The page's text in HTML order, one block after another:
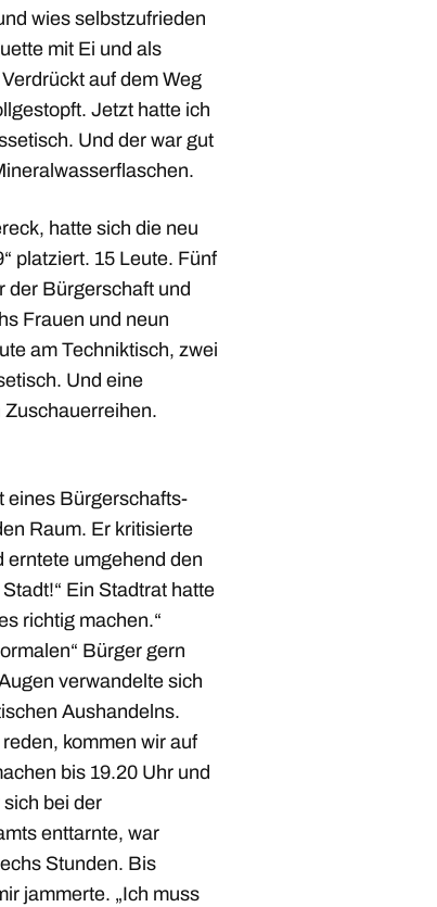
wies selbstzufrieden
mit Ei und als
auf dem Weg
Jetzt hatte ich
Und der war gut
hatte sich die neu
platziert. 15 Leute. Fünf
der Bürgerschaft und
Frauen und neun
am Techniktisch, zwei
Und eine
eines Bürgerschafts-
Raum. Er kritisierte
erntete umgehend den
Ein Stadtrat hatte
richtig machen.“
Bürger gern
verwandelte sich
Aushandelns.
kommen wir auf
bis 19.20 Uhr und
bei der
enttarnte, war
Stunden. Bis
jammerte. „Ich muss